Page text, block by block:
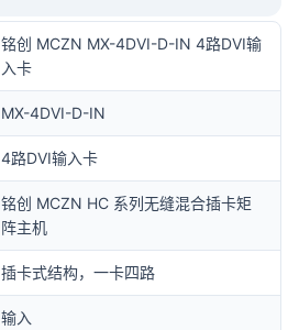
铭创 MCZN MX-4DVI-D-IN 4路DVI输
入卡
MX-4DVI-D-IN
4路DVI输入卡
铭创 MCZN HC 系列无缝混合插卡矩
阵主机
插卡式结构，一卡四路
输入